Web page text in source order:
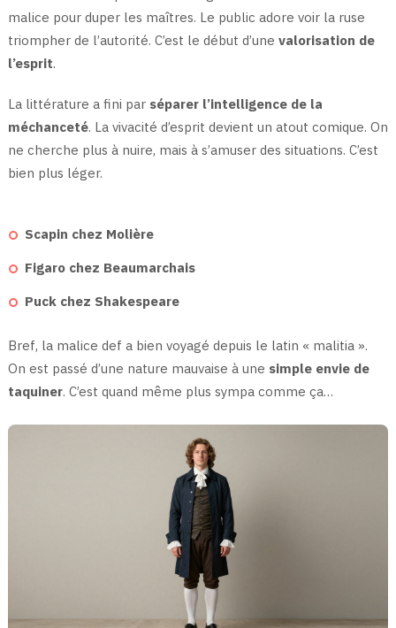
malice pour duper les maîtres. Le public adore voir la ruse
triompher de l’autorité. C’est le début d’une valorisation de
l’esprit.
La littérature a fini par séparer l’intelligence de la
méchanceté. La vivacité d’esprit devient un atout comique. On
ne cherche plus à nuire, mais à s’amuser des situations. C’est
bien plus léger.
Scapin chez Molière
Figaro chez Beaumarchais
Puck chez Shakespeare
Bref, la malice def a bien voyagé depuis le latin « malitia ».
On est passé d’une nature mauvaise à une simple envie de
taquiner. C’est quand même plus sympa comme ça…